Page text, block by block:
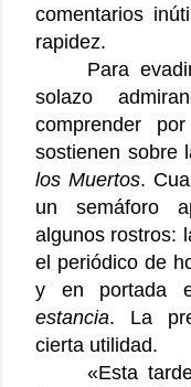
comentarios
rapidez.
Para
solazo
comprender
sostienen sobre
los Muertos.
un semáforo
algunos rostros:
el periódico de
y en portada
estancia. La
cierta utilidad.
«Esta